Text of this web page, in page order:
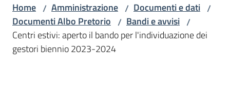
Amministrazione
Menu selezionato
Home / Amministrazione / Documenti e dati /
Documenti Albo Pretorio / Bandi e avvisi /
Centri estivi: aperto il bando per l'individuazione dei
gestori biennio 2023-2024